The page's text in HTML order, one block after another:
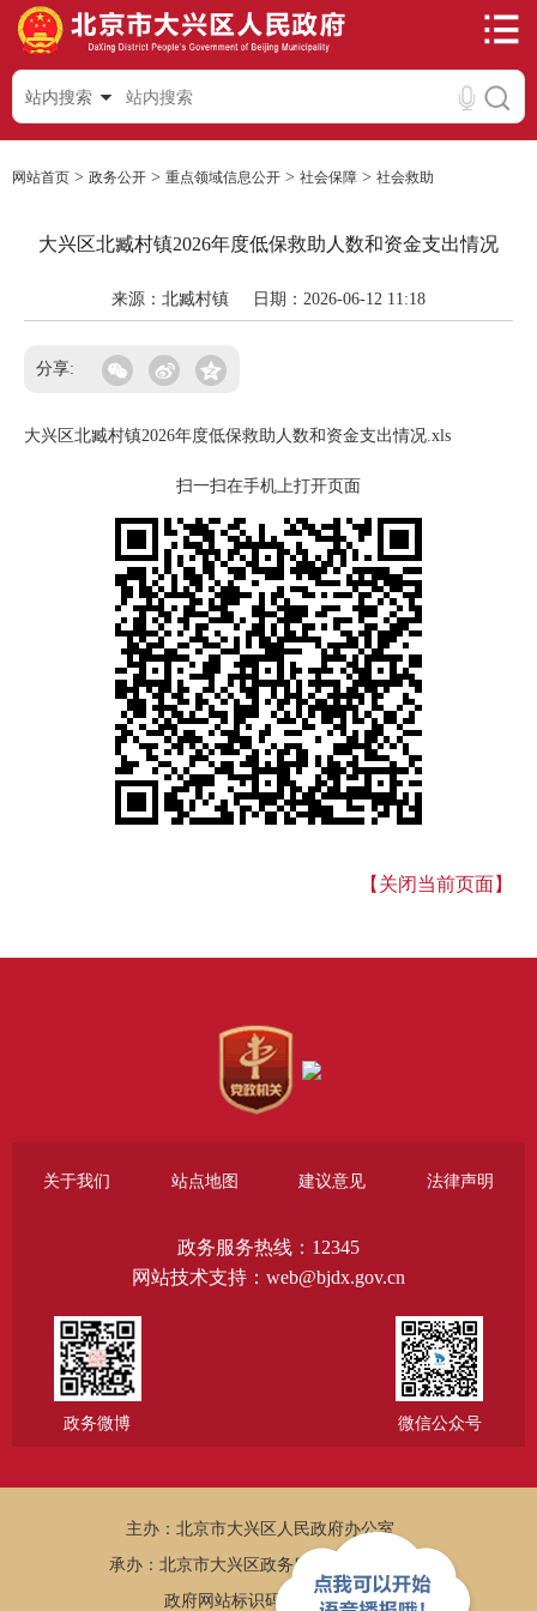
站内搜索
网站首页 > 政务公开 > 重点领域信息公开 > 社会保障 > 社会救助
大兴区北臧村镇2026年度低保救助人数和资金支出情况
来源：北臧村镇 日期：2026-06-12 11:18
分享:
大兴区北臧村镇2026年度低保救助人数和资金支出情况.xls
扫一扫在手机上打开页面
【关闭当前页面】
关于我们 站点地图 建议意见 法律声明
政务服务热线：12345
网站技术支持：web@bjdx.gov.cn
政务微博 微信公众号
主办：北京市大兴区人民政府办公室
承办：北京市大兴区政务服务和数据管理局
政府网站标识码：1101150005